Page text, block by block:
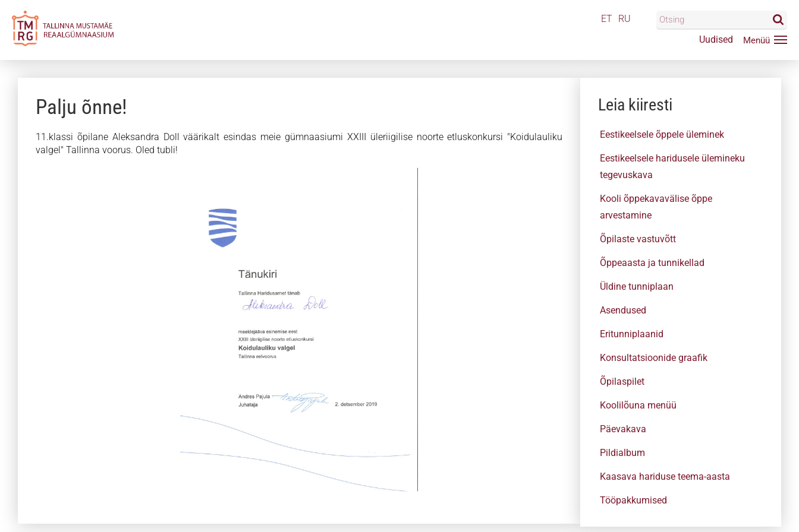
ET RU
Uudised
Palju õnne!
11.klassi õpilane Aleksandra Doll väärikalt esindas meie gümnaasiumi XXIII üleriigilise noorte etluskonkursi "Koidulauliku
valgel" Tallinna voorus. Oled tubli!
Leia kiiresti
Eestikeelsele õppele üleminek
Eestikeelsele haridusele ülemineku
tegevuskava
Kooli õppekavavälise õppe
arvestamine
Õpilaste vastuvõtt
Õppeaasta ja tunnikellad
Üldine tunniplaan
Asendused
Eritunniplaanid
Konsultatsioonide graafik
Õpilaspilet
Koolilõuna menüü
Päevakava
Pildialbum
Kaasava hariduse teema-aasta
Tööpakkumised